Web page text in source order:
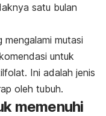
satu bulan
mutasi
untuk
Ini adalah jenis
oleh tubuh.
memenuhi